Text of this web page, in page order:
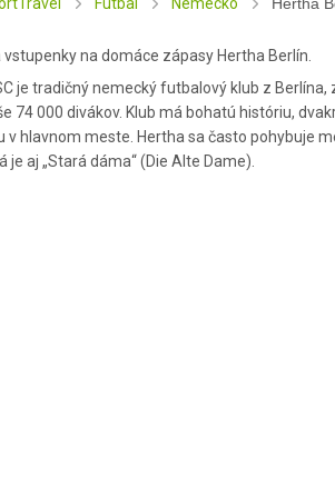
Dhabí | LET ✈️ F1 Austrália |
vstupenky
LET ✈️
F1 Čína | vstupenky
| vstupenky
Real Sociedad
SD Eibar
Sevilla FC
UD Almería
UD Las Palmas
Valencia CF
vstupenky na domáce zápasy Hertha Berlín.
je tradičný nemecký futbalový klub z
74 000 divákov. Klub má bohatú históriu,
v hlavnom meste. Hertha sa často pohybuje
je aj „Stará dáma“ (Die Alte Dame).